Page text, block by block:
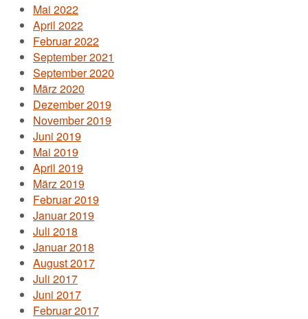
Mai 2022
April 2022
Februar 2022
September 2021
September 2020
März 2020
Dezember 2019
November 2019
Juni 2019
Mai 2019
April 2019
März 2019
Februar 2019
Januar 2019
Juli 2018
Januar 2018
August 2017
Juli 2017
Juni 2017
Februar 2017